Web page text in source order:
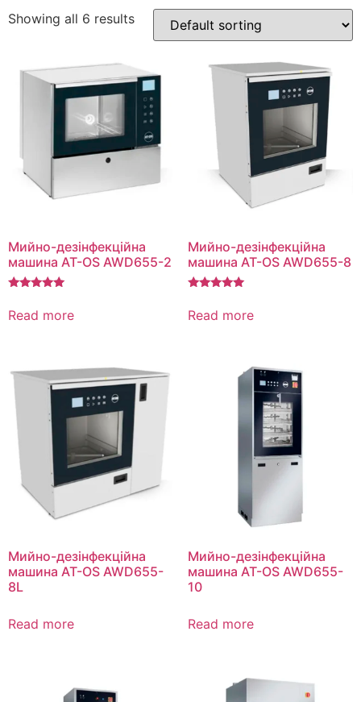
Showing all 6 results
Мийно-дезінфекційна
машина AT-OS AWD655-2
5.00
out of 5
Read more
Мийно-дезінфекційна
машина AT-OS AWD655-8
5.00
out of 5
Read more
Мийно-дезінфекційна
машина AT-OS AWD655-
8L
Read more
Мийно-дезінфекційна
машина AT-OS AWD655-
10
Read more